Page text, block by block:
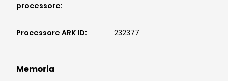
processore:
Processore ARK ID: 232377
Memoria